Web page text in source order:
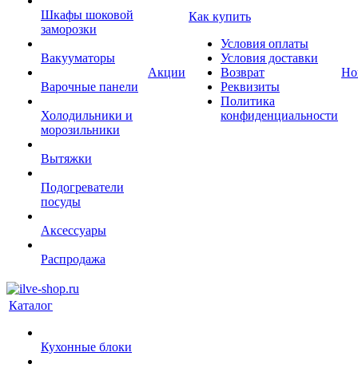
Шкафы шоковой
заморозки
Вакууматоры
Варочные панели
Холодильники и
морозильники
Вытяжки
Подогреватели
посуды
Аксессуары
Распродажа
Акции
Как купить
Условия оплаты
Условия доставки
Возврат
Реквизиты
Политика
конфиденциальности
Каталог
Кухонные блоки